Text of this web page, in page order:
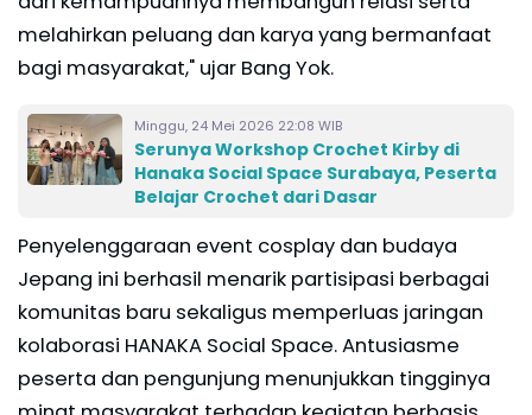
melahirkan peluang dan karya yang bermanfaat
bagi masyarakat," ujar Bang Yok.
Minggu, 24 Mei 2026 22:08 WIB
Serunya Workshop Crochet Kirby di
Hanaka Social Space Surabaya, Peserta
Belajar Crochet dari Dasar
Penyelenggaraan event cosplay dan budaya
Jepang ini berhasil menarik partisipasi berbagai
komunitas baru sekaligus memperluas jaringan
kolaborasi HANAKA Social Space. Antusiasme
peserta dan pengunjung menunjukkan tingginya